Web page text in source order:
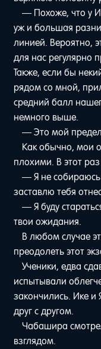
— Похоже, что у
уж и большая
линией. Вероятно,
для нас регулярно
Также, если бы
рядом со мной,
средний балл
немного выше.
— Это мой
Как обычно, мои
плохими. В этот
— Я не
заставлю тебя
— Я буду
твои ожидания.
В любом случае
преодолеть этот
Ученики, едва
испытывали
закончились. Ике
друг с другом.
Чабашира
взглядом.